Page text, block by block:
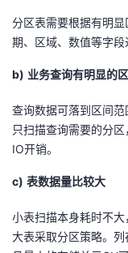
分区表需要根据有明
期、区域、数值等字段
b) 业务查询有明显的
查询数据可落到区间范
只扫描查询需要的分
IO开销。
c) 表数据量比较大
小表扫描本身耗时不
大表采取分区策略。列